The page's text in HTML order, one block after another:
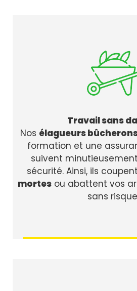
Travail sans
Nos élagueurs
formation et une
suivent
sécurité. Ainsi, ils
mortesou abattent vos
sans